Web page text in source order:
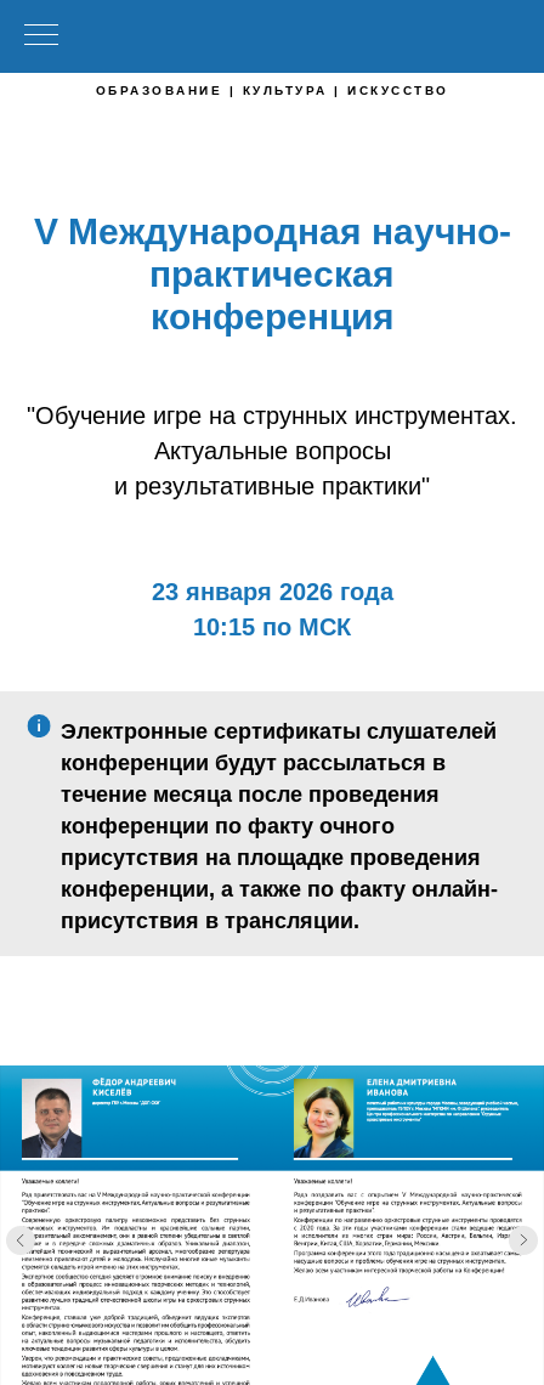
ОБРАЗОВАНИЕ | КУЛЬТУРА | ИСКУССТВО
V Международная научно-
практическая
конференция
"Обучение игре на струнных инструментах.
Актуальные вопросы
и результативные практики"
23 января 2026 года
10:15 по МСК
Электронные сертификаты слушателей
конференции будут рассылаться в
течение месяца после проведения
конференции по факту очного
присутствия на площадке проведения
конференции, а также по факту онлайн-
присутствия в трансляции.